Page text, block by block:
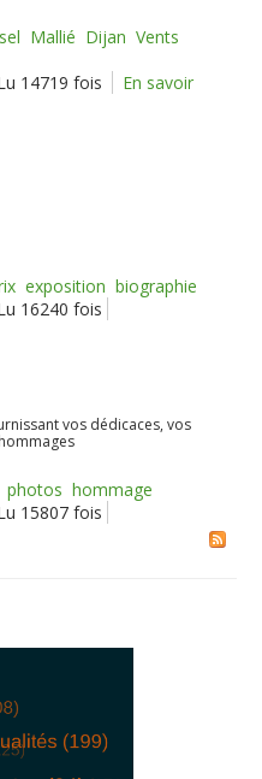
Mallié Dijan Vents
14719 fois
En savoir
exposition biographie
16240 fois
vos dédicaces, vos
photos hommage
15807 fois